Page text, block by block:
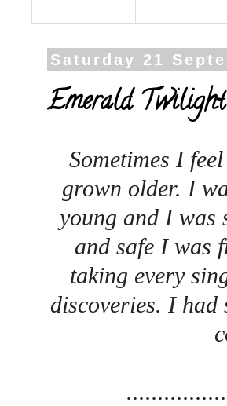
Saturday 21
Emerald Twilight
Sometimes I
grown older. I
young and I was
and safe I was
taking every
discoveries. I